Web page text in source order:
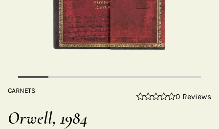
CARNETS
0 Reviews
Orwell, 1984